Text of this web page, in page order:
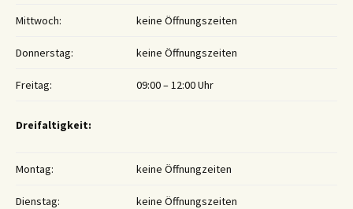
Mittwoch: keine Öffnungszeiten
Donnerstag: keine Öffnungszeiten
Freitag: 09:00 – 12:00 Uhr
Dreifaltigkeit:
Montag: keine Öffnungzeiten
Dienstag: keine Öffnungszeiten